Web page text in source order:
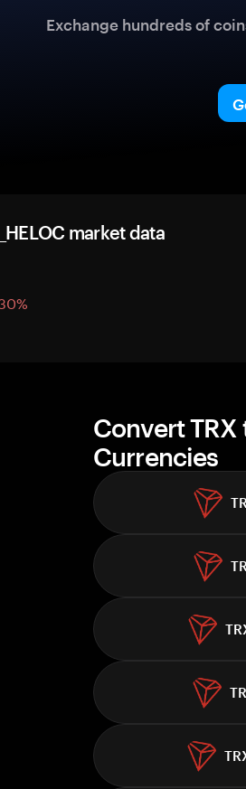
Exchange hundreds of
market data
Convert
Currencies